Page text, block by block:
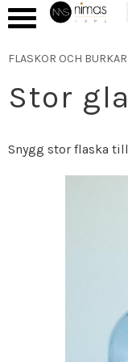
FLASKOR OCH BURKAR
Stor
Snygg stor flaska